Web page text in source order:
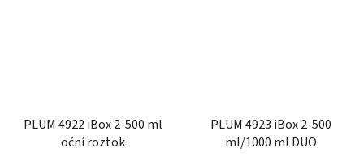
PLUM 4922 iBox 2-500 ml
oční roztok
PLUM 4923 iBox 2-500
ml/1000 ml DUO